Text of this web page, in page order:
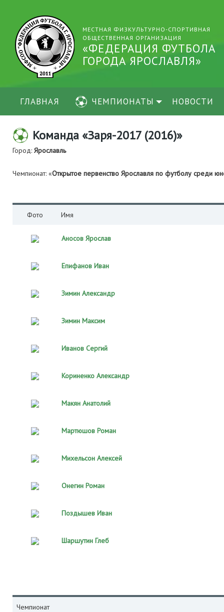
МЕСТНАЯ ФИЗКУЛЬТУРНО-СПОРТИВНАЯ
ОБЩЕСТВЕННАЯ ОРГАНИЗАЦИЯ
«ФЕДЕРАЦИЯ ФУТБОЛА
ГОРОДА ЯРОСЛАВЛЯ»
ГЛАВНАЯ ЧЕМПИОНАТЫ НОВОСТИ
Команда «Заря-2017 (2016)»
Город: Ярославль
Чемпионат: «Открытое первенство Ярославля по футболу среди
Фото Имя
Аносов Ярослав
Епифанов Иван
Зимин Александр
Зимин Максим
Иванов Сергий
Кориненко Александр
Макян Анатолий
Мартюшов Роман
Михельсон Алексей
Онегин Роман
Поздышев Иван
Шаршутин Глеб
Чемпионат